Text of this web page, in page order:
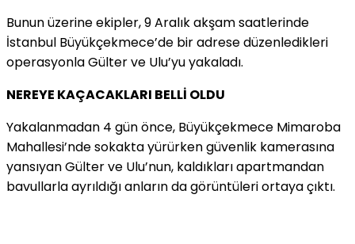
Bunun üzerine ekipler, 9 Aralık akşam saatlerinde
İstanbul Büyükçekmece’de bir adrese düzenledikleri
operasyonla Gülter ve Ulu’yu yakaladı.
NEREYE KAÇACAKLARI BELLİ OLDU
Yakalanmadan 4 gün önce, Büyükçekmece Mimaroba
Mahallesi’nde sokakta yürürken güvenlik kamerasına
yansıyan Gülter ve Ulu’nun, kaldıkları apartmandan
bavullarla ayrıldığı anların da görüntüleri ortaya çıktı.